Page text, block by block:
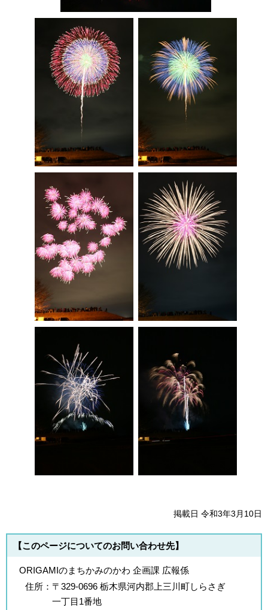
掲載日 令和3年3月10日
【このページについてのお問い合わせ先】
ORIGAMIのまちかみのかわ 企画課 広報係
住所： 〒329-0696 栃木県河内郡上三川町しらさぎ
一丁目1番地